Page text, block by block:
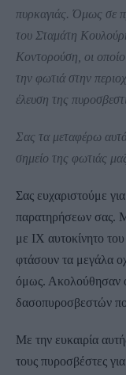
πυρκαγιάς. Όμως σε
του Σταμάτη
Κοντορούση, οι
την φωτιά στην
έλευση της
Σας τα μεταφέρω
σημείο της φωτιάς
Σας ευχαριστούμε
παρατηρήσεων σας.
με ΙΧ αυτοκίνητο
φτάσουν τα μεγάλα
όμως. Ακολούθησαν
δασοπυροσβεστών
Με την ευκαιρία
τους πυροσβέστες